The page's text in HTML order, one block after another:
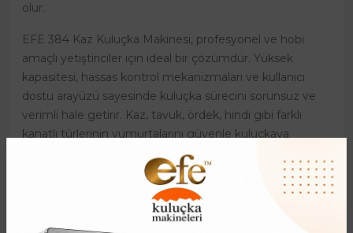
olur.
EFE 384 Kaz Kuluçka Makinesi, profesyonel ve hobi
amaçlı yetiştiriciler için ideal bir çözümdür. Yüksek
kapasitesi, hassas kontrol mekanizmaları ve kullanıcı
dostu arayüzü sayesinde kuluçka sürecini sorunsuz ve
verimli hale getirir. Kaz, tavuk, ördek, hindi gibi farklı
kanatlı türlerinin yumurtalarını güvenle kuluçkaya
yatırabilir, sağlıklı civcivler elde edebilirsiniz. Bu makine ile
kuluçka sürecindeki tüm endişelerinizi geride bırakın ve
başarılı sonuçların keyfini çıkarın.
Ticari Kuluçka Kontrol paneli Nasıl Kullanılır: